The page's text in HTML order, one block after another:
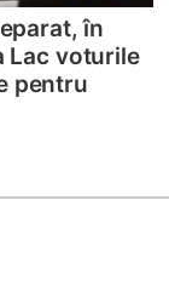
în
Lac voturile
pentru